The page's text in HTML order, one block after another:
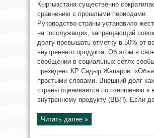
Кыргызстана существенно
сравнению с прошлыми периодами.
Руководство страны установило
на госслужащих, запрещающий
долгу превышать отметку в 50% от
внутреннего продукта. Об этом в
сообщении в социальных сетях
президент КР Садыр Жапаров.
простыми словами. Внешний долг
страны оценивается по отношению к
внутреннему продукту (ВВП). Если
Читать далее »